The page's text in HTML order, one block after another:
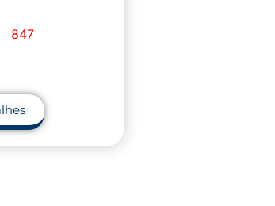
847